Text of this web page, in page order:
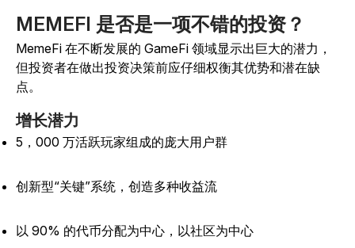
MEMEFI 是否是一项不错的投资？
MemeFi 在不断发展的 GameFi 领域显示出巨大的潜力，
但投资者在做出投资决策前应仔细权衡其优势和潜在缺
点。
增长潜力
5，000 万活跃玩家组成的庞大用户群
创新型“关键”系统，创造多种收益流
以 90% 的代币分配为中心，以社区为中心